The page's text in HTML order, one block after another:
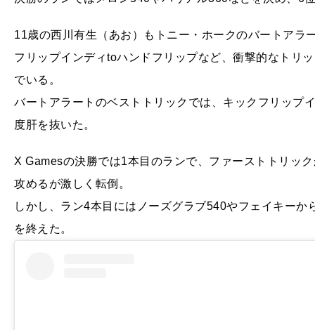
11歳の西川有生（あお）もトニー・ホークのバートアラ
フリップインディtoハンドフリップなど、衝撃的なトリ
でいる。
バートアラートのベストトリックでは、キックフリップ
度肝を抜いた。
X Gamesの決勝では1本目のランで、ファーストトリッ
攻めるが激しく転倒。
しかし、ラン4本目にはノーズグラブ540やフェイキー
を終えた。